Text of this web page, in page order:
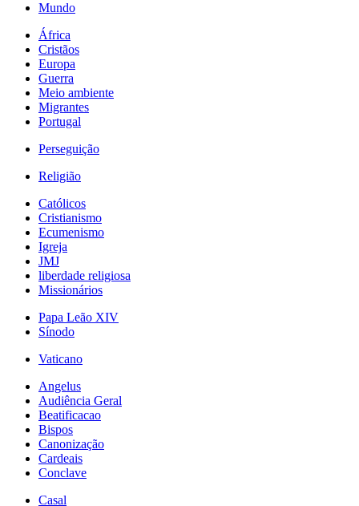
Mundo
África
Cristãos
Europa
Guerra
Meio ambiente
Migrantes
Portugal
Perseguição
Religião
Católicos
Cristianismo
Ecumenismo
Igreja
JMJ
liberdade religiosa
Missionários
Papa Leão XIV
Sínodo
Vaticano
Angelus
Audiência Geral
Beatificacao
Bispos
Canonização
Cardeais
Conclave
Casal